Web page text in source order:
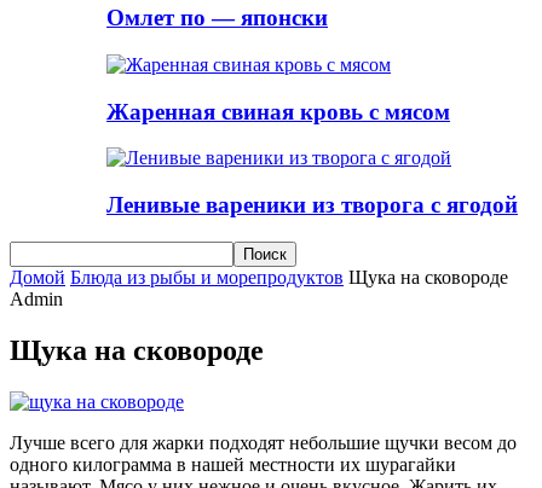
Омлет по — японски
Жаренная свиная кровь с мясом
Ленивые вареники из творога с ягодой
Домой Блюда из рыбы и морепродуктов Щука на сковороде
Admin
Щука на сковороде
Лучше всего для жарки подходят небольшие щучки весом до
одного килограмма в нашей местности их шурагайки